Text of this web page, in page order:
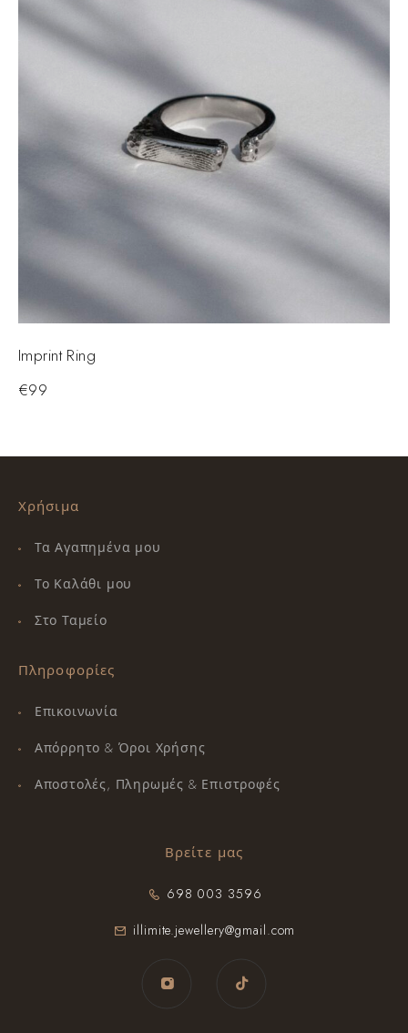
Imprint Ring
€99
Χρήσιμα
Τα Αγαπημένα μου
Το Καλάθι μου
Στο Ταμείο
Πληροφορίες
Επικοινωνία
Απόρρητο & Όροι Χρήσης
Αποστολές, Πληρωμές & Επιστροφές
Βρείτε μας
698 003 3596
illimite.jewellery@gmail.com